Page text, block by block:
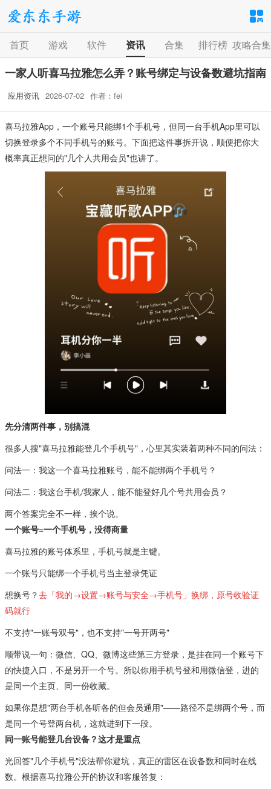
手游分类 应用分类
卡牌回合
1百+款手游
休闲益智
1百+款手游
角色扮演
飞行射击
1百+款手游
动作格斗
1百+款手游
策略塔防
1百+款手游
1百+款手游
1百+款手游
1百+款手游
1百+款手游
首页 游戏 软件 资讯 合集 排行榜 攻略合集
一家人听喜马拉雅怎么弄？账号绑定与设备数避坑指南
应用资讯 2026-07-02 作者：fei
喜马拉雅App，一个账号只能绑1个手机号，但同一台手机App里可以
切换登录多个不同手机号的账号。下面把这件事拆开说，顺便把你大
概率真正想问的"几个人共用会员"也讲了。
先分清两件事，别搞混
很多人搜"喜马拉雅能登几个手机号"，心里其实装着两种不同的问法：
问法一：我这一个喜马拉雅账号，能不能绑两个手机号？
问法二：我这台手机/我家人，能不能登好几个号共用会员？
两个答案完全不一样，挨个说。
一个账号=一个手机号，没得商量
喜马拉雅的账号体系里，手机号就是主键。
一个账号只能绑一个手机号当主登录凭证
想换号？去「我的→设置→账号与安全→手机号」换绑，原号收验证
码就行
不支持"一账号双号"，也不支持"一号开两号"
顺带说一句：微信、QQ、微博这些第三方登录，是挂在同一个账号下
的快捷入口，不是另开一个号。所以你用手机号登和用微信登，进的
是同一个主页、同一份收藏。
如果你是想"两台手机各听各的但会员通用"——路径不是绑两个号，而
是同一个号登两台机，这就进到下一段。
同一账号能登几台设备？这才是重点
光回答"几个手机号"没法帮你避坑，真正的雷区在设备数和同时在线
数。根据喜马拉雅公开的协议和客服答复：